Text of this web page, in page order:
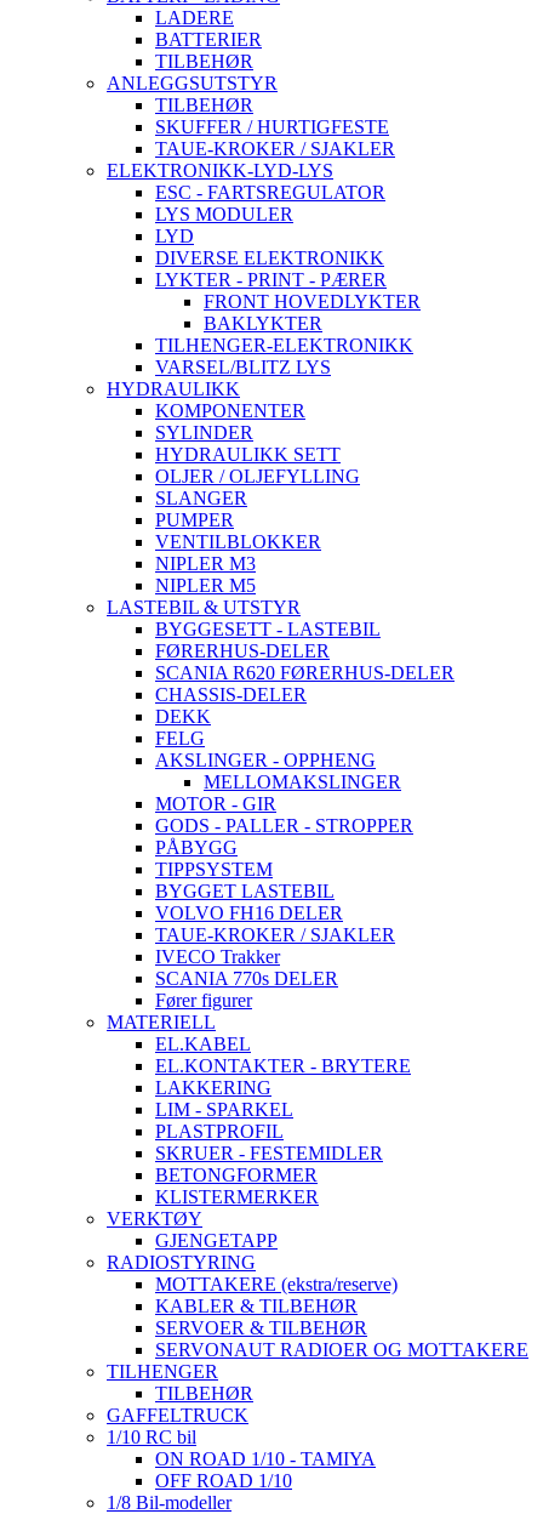
LADERE
BATTERIER
TILBEHØR
ANLEGGSUTSTYR
TILBEHØR
SKUFFER / HURTIGFESTE
TAUE-KROKER / SJAKLER
ELEKTRONIKK-LYD-LYS
ESC - FARTSREGULATOR
LYS MODULER
LYD
DIVERSE ELEKTRONIKK
LYKTER - PRINT - PÆRER
FRONT HOVEDLYKTER
BAKLYKTER
TILHENGER-ELEKTRONIKK
VARSEL/BLITZ LYS
HYDRAULIKK
KOMPONENTER
SYLINDER
HYDRAULIKK SETT
OLJER / OLJEFYLLING
SLANGER
PUMPER
VENTILBLOKKER
NIPLER M3
NIPLER M5
LASTEBIL & UTSTYR
BYGGESETT - LASTEBIL
FØRERHUS-DELER
SCANIA R620 FØRERHUS-DELER
CHASSIS-DELER
DEKK
FELG
AKSLINGER - OPPHENG
MELLOMAKSLINGER
MOTOR - GIR
GODS - PALLER - STROPPER
PÅBYGG
TIPPSYSTEM
BYGGET LASTEBIL
VOLVO FH16 DELER
TAUE-KROKER / SJAKLER
IVECO Trakker
SCANIA 770s DELER
Fører figurer
MATERIELL
EL.KABEL
EL.KONTAKTER - BRYTERE
LAKKERING
LIM - SPARKEL
PLASTPROFIL
SKRUER - FESTEMIDLER
BETONGFORMER
KLISTERMERKER
VERKTØY
GJENGETAPP
RADIOSTYRING
MOTTAKERE (ekstra/reserve)
KABLER & TILBEHØR
SERVOER & TILBEHØR
SERVONAUT RADIOER OG MOTTAKERE
TILHENGER
TILBEHØR
GAFFELTRUCK
1/10 RC bil
ON ROAD 1/10 - TAMIYA
OFF ROAD 1/10
1/8 Bil-modeller